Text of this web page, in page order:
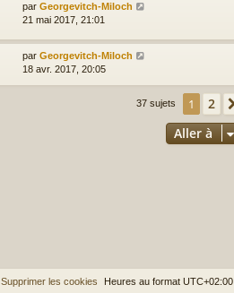
par Georgevitch-Miloch
21 mai 2017, 21:01
par Georgevitch-Miloch
18 avr. 2017, 20:05
37 sujets 1 2
Aller à
Heures au format UTC+02:00
Supprimer les cookies